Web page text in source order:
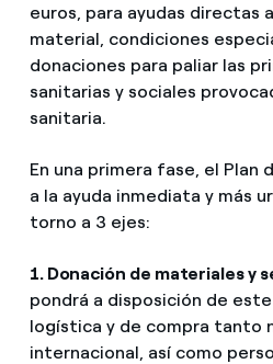
euros, para ayudas directas
material, condiciones
donaciones para paliar las
sanitarias y sociales
sanitaria.
En una primera fase, el Plan
a la ayuda inmediata y más
torno a 3 ejes:
1. Donación de materiales y
pondrá a disposición de
logística y de compra tanto
internacional, así como